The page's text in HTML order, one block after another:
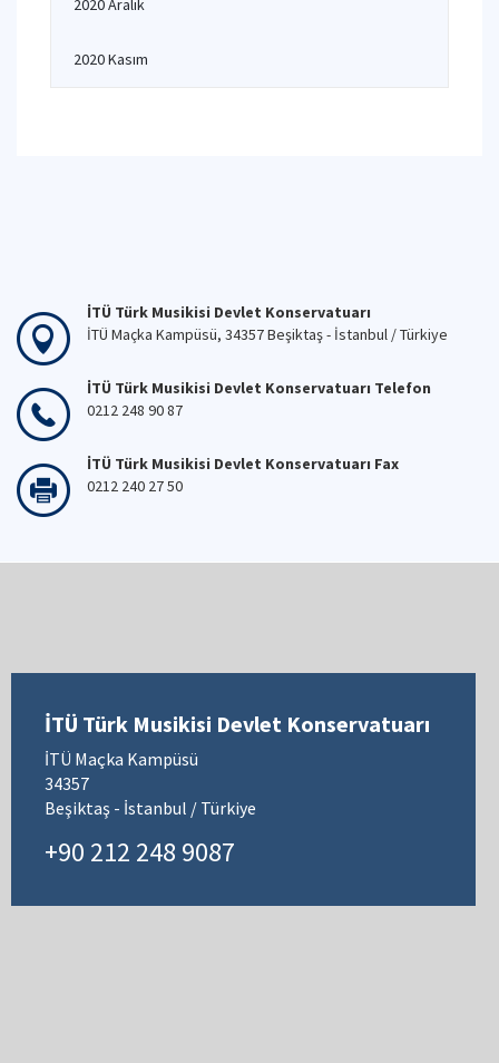
2020 Aralık
2020 Kasım
İTÜ Türk Musikisi Devlet Konservatuarı
İTÜ Maçka Kampüsü, 34357 Beşiktaş - İstanbul / Türkiye
İTÜ Türk Musikisi Devlet Konservatuarı Telefon
0212 248 90 87
İTÜ Türk Musikisi Devlet Konservatuarı Fax
0212 240 27 50
İTÜ Türk Musikisi Devlet Konservatuarı
İTÜ Maçka Kampüsü
34357
Beşiktaş - İstanbul / Türkiye
+90 212 248 9087